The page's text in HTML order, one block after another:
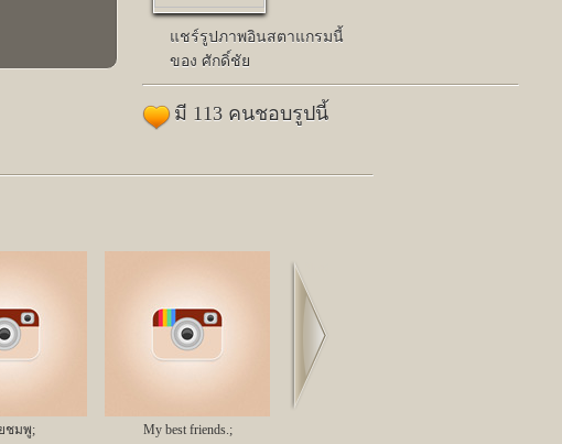
แชร์รูปภาพอินสตาแกรมนี้
ของ ศักดิ์ชัย
มี 113 คนชอบรูปนี้
ชมพู; My best friends.;